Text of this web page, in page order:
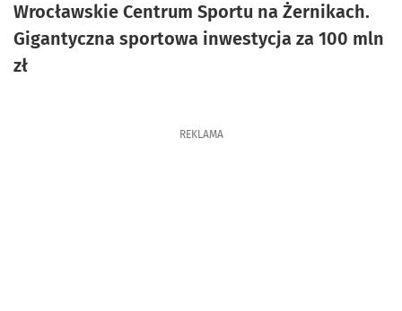
Wrocławskie Centrum Sportu na Żernikach.
Gigantyczna sportowa inwestycja za 100 mln
zł
REKLAMA